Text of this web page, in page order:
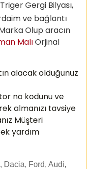
Gergi Bilyası,
ve bağlantı
Olup aracın
MalıOrjinal
alacak olduğunuz
no kodunu ve
almanızı tavsiye
Müşteri
yardım
Dacia, Ford, Audi,